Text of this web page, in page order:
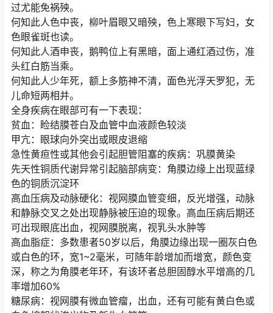
过尤能免祸殃。
何知此人色中丧，柳叶眉眼又暗殃，色上寒眼下写妇，女
色眼雀斑也读。
何知此人酒申丧，鹅鸭位上有黑暗，面上通红酒过伤，准
头红白筋当乘。
何知此人少年死，额上多筋神不清，面色光浮天罗犯，无
儿命短两相并。
全身疾病在眼部可有一下表现：
贫血：睑结膜苍白及血管中血液颜色较淡
甲亢：眼球向外突出或眼皮退缩
急性黄疸性或其他会引起胆管阻塞的疾病：巩膜黄染
先天性铜质代谢异常引起脑部病变：角膜边缘上出现蓝绿
色的铜质沉淀环
高血压病及动脉硬化：视网膜血管变细，反光增强，动脉
和静脉交叉之处出现静脉被压迫的现象。高血压病后期还
可出现眼底出血，视网膜脱离，视乳头水肿等
高血脂症：多数患者50岁以后，角膜边缘出现一圈灰白色
或白色的环，宽1~2毫米，可随年龄增加而增宽，颜色变
深，称之为角膜老年环，有该环者总胆固醇水平增高的几
率增加60%
糖尿病：视网膜有微血管瘤，出血，还有可能有黄白色或